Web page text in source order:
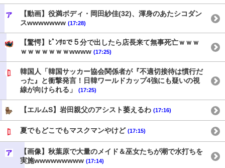
【動画】役満ボディ・岡田紗佳(32)、渾身のあたシコダン
スwwwwwww (17:28)
【驚愕】ﾋﾟﾝｻﾛで５分で出したら店長来て無事死亡ｗｗｗ
ｗｗｗｗｗｗｗwwww (17:25)
韓国人「韓国サッカー協会関係者が『不適切接待は慣行だ
った』と衝撃発言！日韓ワールドカップ4強にも疑いの視
線が向けられる」
(17:25)
【エルムS】岩田親父のアシスト萎えるわ (17:16)
夏でもどこでもマスクマンやけど (17:15)
【画像】秋葉原で大量のメイド＆巫女たちが潮で水打ちを
実施wwwwwwwww (17:14)